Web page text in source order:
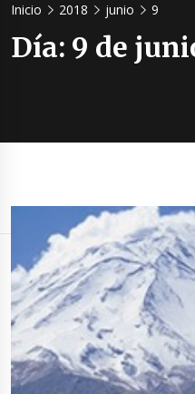
Inicio 2018 junio 9
Día: 9 de